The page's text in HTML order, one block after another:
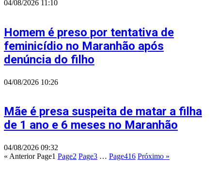
04/08/2026 11:10
Homem é preso por tentativa de
feminicídio no Maranhão após
denúncia do filho
04/08/2026 10:26
Mãe é presa suspeita de matar a filha
de 1 ano e 6 meses no Maranhão
04/08/2026 09:32
« Anterior Page1 Page2 Page3 … Page416 Próximo »